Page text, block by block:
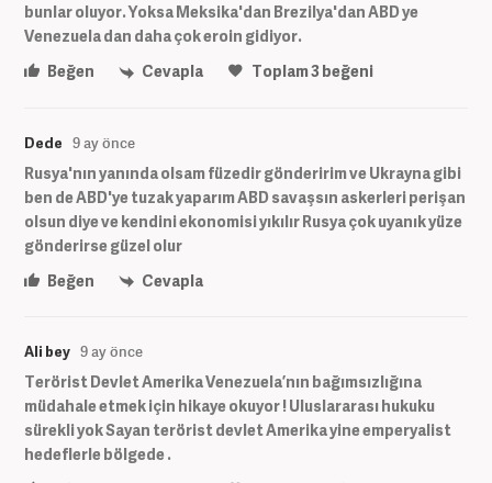
bunlar oluyor. Yoksa Meksika'dan Brezilya'dan ABD ye
Venezuela dan daha çok eroin gidiyor.
Beğen
Cevapla Toplam3beğeni
Dede 9 ay önce
Rusya'nın yanında olsam füzedir gönderirim ve Ukrayna gibi
ben de ABD'ye tuzak yaparım ABD savaşsın askerleri perişan
olsun diye ve kendini ekonomisi yıkılır Rusya çok uyanık yüze
gönderirse güzel olur
Beğen
Cevapla
Ali bey 9 ay önce
Terörist Devlet Amerika Venezuela’nın bağımsızlığına
müdahale etmek için hikaye okuyor ! Uluslararası hukuku
sürekli yok Sayan terörist devlet Amerika yine emperyalist
hedeflerle bölgede .